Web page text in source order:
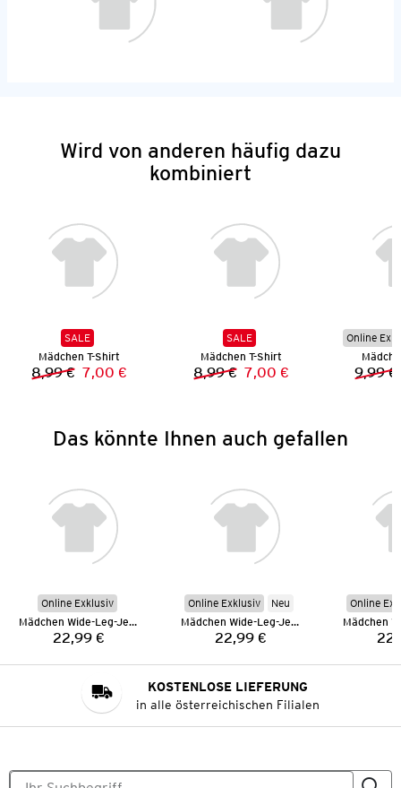
Wird von anderen häufig dazu
kombiniert
SALE
Mädchen T-Shirt
Vorheriger Preis:
8,99 € Neuer Preis:
7,00 €
SALE
Mädchen T-Shirt
Vorheriger Preis:
8,99 € Neuer Preis:
7,00 €
Online
9,99 €
Das könnte Ihnen auch gefallen
Online Exklusiv
Mädchen Wide-Leg-Jeans
Preis:
22,99 €
Online Exklusiv
Neu
Mädchen Wide-Leg-Jeans
Preis:
22,99 €
Online
KOSTENLOSE LIEFERUNG
in alle österreichischen Filialen